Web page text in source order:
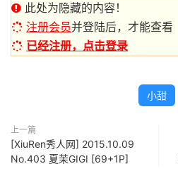
此处为隐藏的内容！
注册会员并登陆后，才能查看
已经注册，点击登录
小甜
上一篇
[XiuRen秀人网] 2015.10.09
No.403 夏茉GIGI [69+1P]